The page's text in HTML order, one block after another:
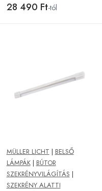
28 490 Ft-tól
MÜLLER LICHT | BELSŐ
LÁMPÁK| BÚTOR
SZEKRÉNYVILÁGÍTÁS |
SZEKRÉNY ALATTI